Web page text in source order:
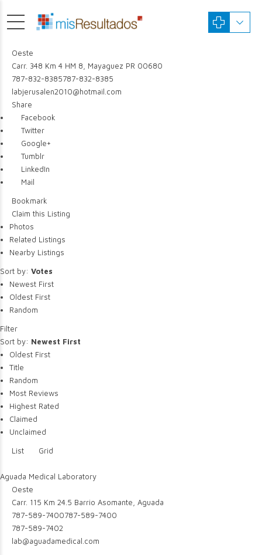
Oeste
Carr. 348 Km 4 HM 8, Mayaguez PR 00680
787-832-8385787-832-8385
labjerusalen2010@hotmail.com
Share
Facebook
Twitter
Google+
Tumblr
LinkedIn
Mail
Bookmark
Claim this Listing
Photos
Related Listings
Nearby Listings
Sort by: Votes
Newest First
Oldest First
Random
Filter
Sort by: Newest First
Oldest First
Title
Random
Most Reviews
Highest Rated
Claimed
Unclaimed
List
Grid
Aguada Medical Laboratory
Oeste
Carr. 115 Km 24.5 Barrio Asomante, Aguada
787-589-7400787-589-7400
787-589-7402
lab@aguadamedical.com